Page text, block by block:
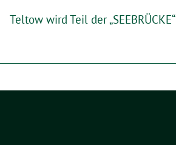
Teltow wird Teil der „SEEBRÜCKE“